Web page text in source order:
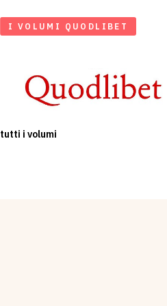
I VOLUMI QUODLIBET
tutti i volumi